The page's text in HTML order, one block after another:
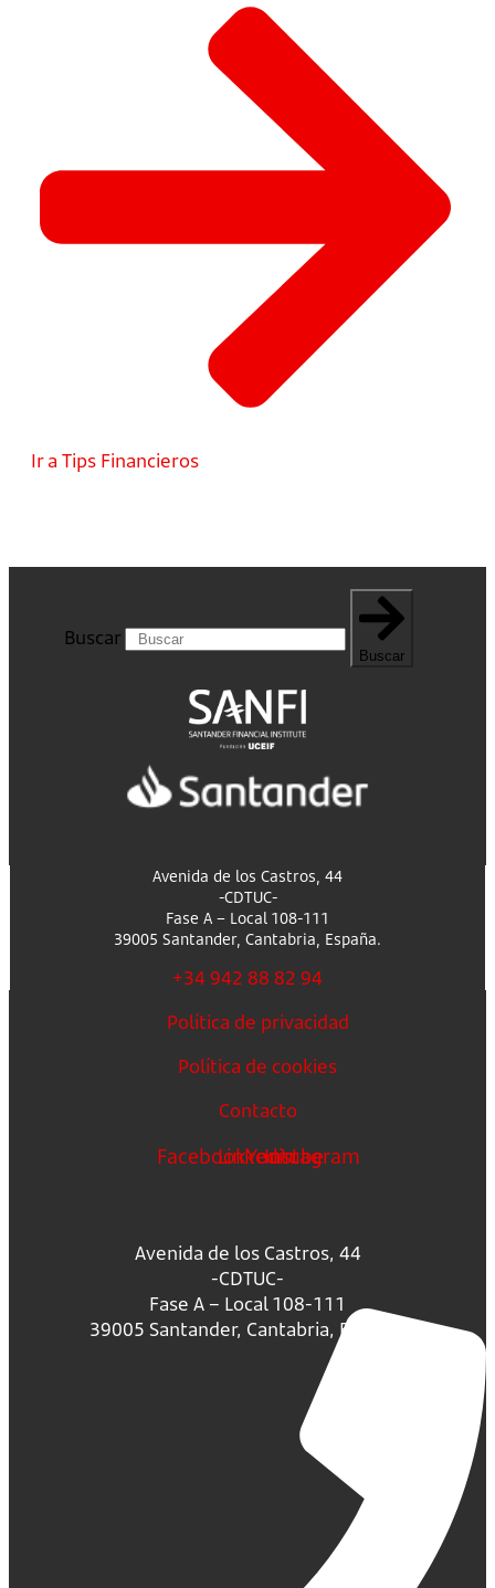
Ir a Tips Financieros
Buscar
Buscar
Avenida de los Castros, 44
-CDTUC-
Fase A – Local 108-111
39005 Santander, Cantabria, España.
+34 942 88 82 94
Política de privacidad
Política de cookies
Contacto
FacebookLinkedin
Youtube
Instagram
Avenida de los Castros, 44
-CDTUC-
Fase A – Local 108-111
39005 Santander, Cantabria, España.